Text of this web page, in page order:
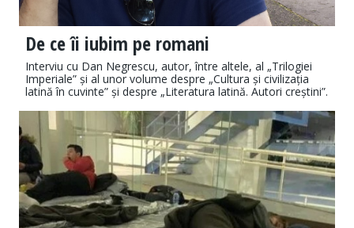
De ce îi iubim pe romani
Interviu cu Dan Negrescu, autor, între altele, al „Trilogiei
Imperiale” și al unor volume despre „Cultura și civilizația
latină în cuvinte” și despre „Literatura latină. Autori creștini”.